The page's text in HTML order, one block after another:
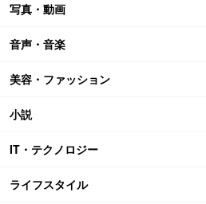
写真・動画
音声・音楽
美容・ファッション
小説
IT・テクノロジー
ライフスタイル